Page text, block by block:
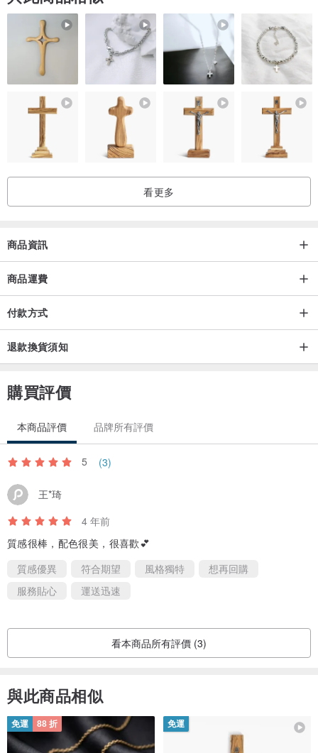
【扣子】
塑料插扣，台灣MIT製造寵物安全插扣，4公斤的拉扯力即可掙脫(人
類可輕易扯開)，防止貓狗在遊玩/掙脫/打架時發生危險。
【鈴鐺】
鈴鐺聲音皆不大，如需要更換自己喜愛的鈴鐺或掛上名牌可自行將鐵
環打開更換。
1. 商品差異
每款項圈皆為手工製作，若有以下狀況為正常範圍內喔~如有疑慮可以
至寄賣實體店面參考選購。
▪ 商品印花不同(大多印花布因剪裁位置不同，會產生圖案位置沒辦法
一模一樣的情形，相對的每一款印花布商品都是獨一無二的存在喔~)
▪ 鈴鐺因原廠人工塗料關係，偶爾會有色料不均現象，但出貨前小精
2. 商品現貨
作，無法及時更新，請見諒。
3. 訂製
▪ 脖圍18cm以下 +30元
▪ 脖圍20-30cm +30元
▪ 脖圍40-50cm +100元
▪ 蝴蝶結修改 加大:11CM／改小:6.5CM +50元
訂製的話請先來信詢問您想要訂製的花樣款式有無布料(有些布料已經
沒囉!)
確定樣式、布料、金額之後會開專屬賣場給您，下單付款後才開始製
看更多
商品資訊
商品運費
付款方式
退款換貨須知
購買評價
本商品評價 品牌所有評價
5 (3)
王*琦
4 年前
質感很棒，配色很美，很喜歡💕
質感優異
符合期望 風格獨特
想再回購
服務貼心
運送迅速
看本商品所有評價 (3)
與此商品相似
免運 88 折 免運